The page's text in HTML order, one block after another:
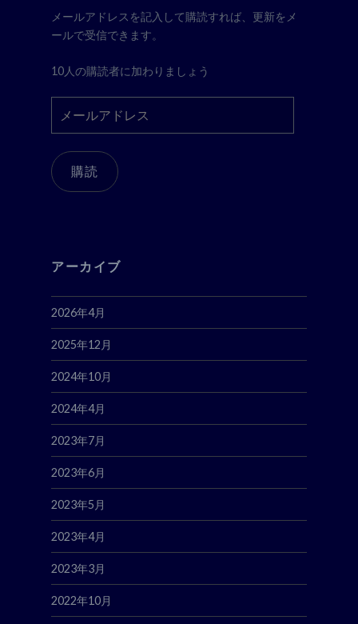
メールアドレスを記入して購読すれば、更新をメ
ールで受信できます。
10人の購読者に加わりましょう
ア
ド
購読
アーカイブ
2026年4月
2025年12月
2024年10月
2024年4月
2023年7月
2023年6月
2023年5月
2023年4月
2023年3月
2022年10月